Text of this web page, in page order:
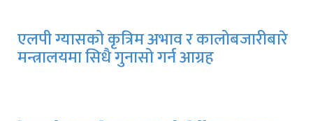
एलपी ग्यासको कृत्रिम अभाव र कालोबजारीबारे
मन्त्रालयमा सिधै गुनासो गर्न आग्रह